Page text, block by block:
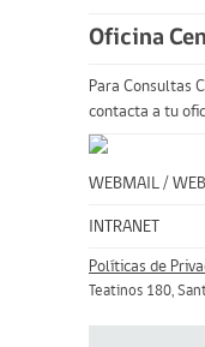
Oficina
Para Consultas
contacta a tu
WEBMAIL /
INTRANET
Políticas de
Teatinos 180,